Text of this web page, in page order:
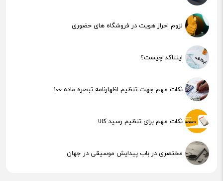
لزوم احراز هویت در فروشگاه های حضوری
اینتاکد چیست؟
نکات مهم جهت تنظیم اظهارنامه تبصره ماده 100
نکات مهم برای تنظیم رسید کالا
مختصری در باب پیدایش موسیقی در جهان